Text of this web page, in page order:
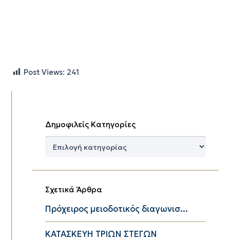
Post Views: 241
Δημοφιλείς Κατηγορίες
Δημοφιλείς
Σχετικά Άρθρα
Πρόχειρος μειοδοτικός διαγωνισ...
ΚΑΤΑΣΚΕΥΗ ΤΡΙΩΝ ΣΤΕΓΩΝ